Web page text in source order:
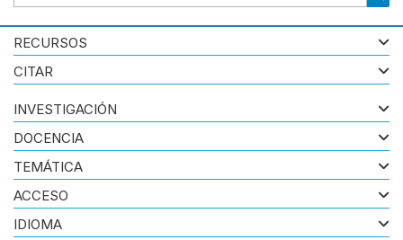
RECURSOS
CITAR
INVESTIGACIÓN
DOCENCIA
TEMÁTICA
ACCESO
IDIOMA